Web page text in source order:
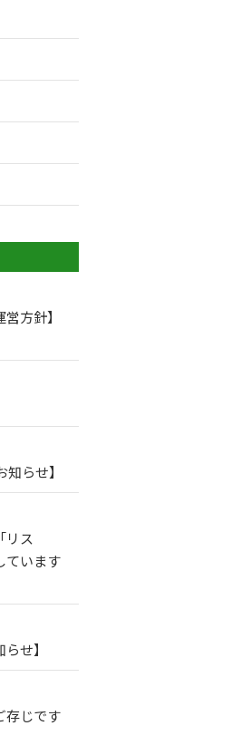
方針】
知らせ】
リス
ています
せ】
存じです